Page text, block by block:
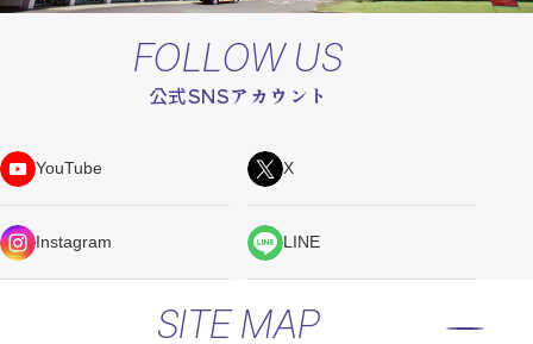
FOLLOW US
公式SNSアカウント
YouTube X
Instagram LINE
SITE MAP